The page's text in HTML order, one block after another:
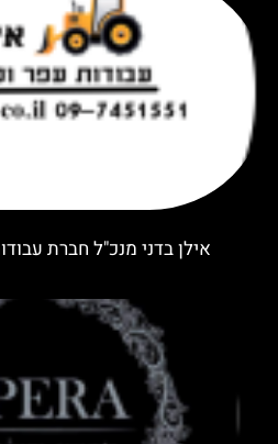
אילן בדני מנכ"ל חברת